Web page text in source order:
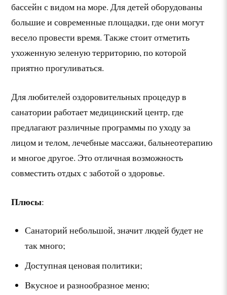
бассейн с видом на море. Для детей оборудованы
большие и современные площадки, где они могут
весело провести время. Также стоит отметить
ухоженную зеленую территорию, по которой
приятно прогуливаться.
Для любителей оздоровительных процедур в
санатории работает медицинский центр, где
предлагают различные программы по уходу за
лицом и телом, лечебные массажи, бальнеотерапию
и многое другое. Это отличная возможность
совместить отдых с заботой о здоровье.
Плюсы:
Санаторий небольшой, значит людей будет не
так много;
Доступная ценовая политики;
Вкусное и разнообразное меню;